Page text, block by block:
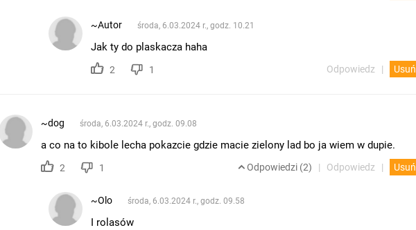
~Autor środa, 6.03.2024 r., godz. 10.21
Jak ty do plaskacza haha
2 1 Odpowiedz Usuń
~dog środa, 6.03.2024 r., godz. 09.08
a co na to kibole lecha pokazcie gdzie macie zielony lad bo ja wiem w dupie.
2 1 Odpowiedzi (2) Odpowiedz Usuń
~Olo środa, 6.03.2024 r., godz. 09.58
I rolasów